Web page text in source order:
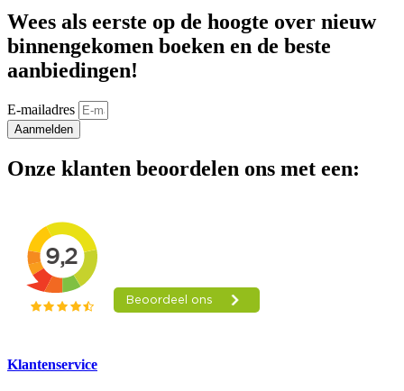
Wees als eerste op de hoogte over nieuw
binnengekomen boeken en de beste
aanbiedingen!
E-mailadres
Aanmelden
Onze klanten beoordelen ons met een:
Klantenservice